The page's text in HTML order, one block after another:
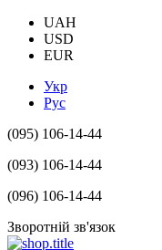
UAH
USD
EUR
Укр
Рус
(095) 106-14-44
(093) 106-14-44
(096) 106-14-44
Зворотній зв'язок